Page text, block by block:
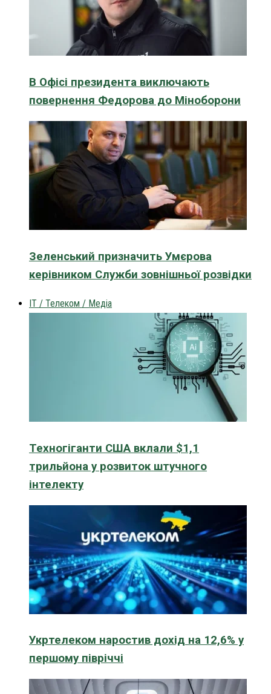
В Офісі президента виключають
повернення Федорова до Міноборони
Зеленський призначить Умєрова
керівником Служби зовнішньої розвідки
IT / Телеком / Медіа
Техногіганти США вклали $1,1
трильйона у розвиток штучного
інтелекту
Укртелеком наростив дохід на 12,6% у
першому півріччі